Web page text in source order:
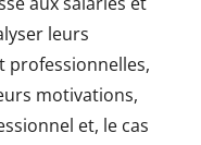
leurs
professionnelles,
motivations,
et, le cas